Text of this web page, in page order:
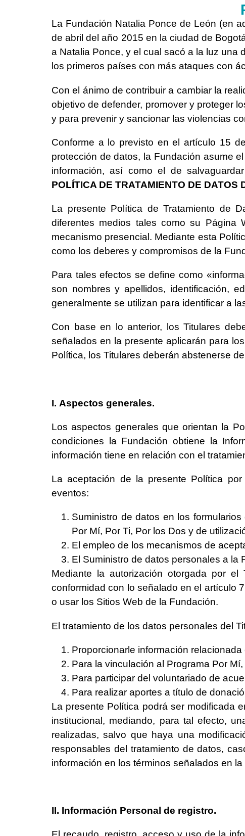
La Fundación Natalia Ponce de León (en
de abril del año 2015 en la ciudad de
a Natalia Ponce, y el cual sacó a la luz una
los primeros países con más ataques con
Con el ánimo de contribuir a cambiar la
objetivo de defender, promover y proteger
y para prevenir y sancionar las violencias
Conforme a lo previsto en el artículo 15
protección de datos, la Fundación asume
información, así como el de
POLÍTICA DE TRATAMIENTO DE DATOS
La presente Política de Tratamiento de
diferentes medios tales como su
mecanismo presencial. Mediante esta
como los deberes y compromisos de la
Para tales efectos se define como
son nombres y apellidos, identificación,
generalmente se utilizan para identificar a
Con base en lo anterior, los Titulares
señalados en la presente aplicarán para
Política, los Titulares deberán abstenerse
I. Aspectos generales.
Los aspectos generales que orientan la
condiciones la Fundación obtiene la
información tiene en relación con el
La aceptación de la presente Política
eventos:
Suministro de datos en los
Por Mí, Por Ti, Por los Dos y de
El empleo de los mecanismos de
El Suministro de datos personales a la
Mediante la autorización otorgada por
conformidad con lo señalado en el artículo
o usar los Sitios Web de la Fundación.
El tratamiento de los datos personales del
Proporcionarle información
Para la vinculación al Programa Por
Para participar del voluntariado de
Para realizar aportes a título de
La presente Política podrá ser modificada
institucional, mediando, para tal efecto,
realizadas, salvo que haya una
responsables del tratamiento de datos,
información en los términos señalados en
II. Información Personal de registro.